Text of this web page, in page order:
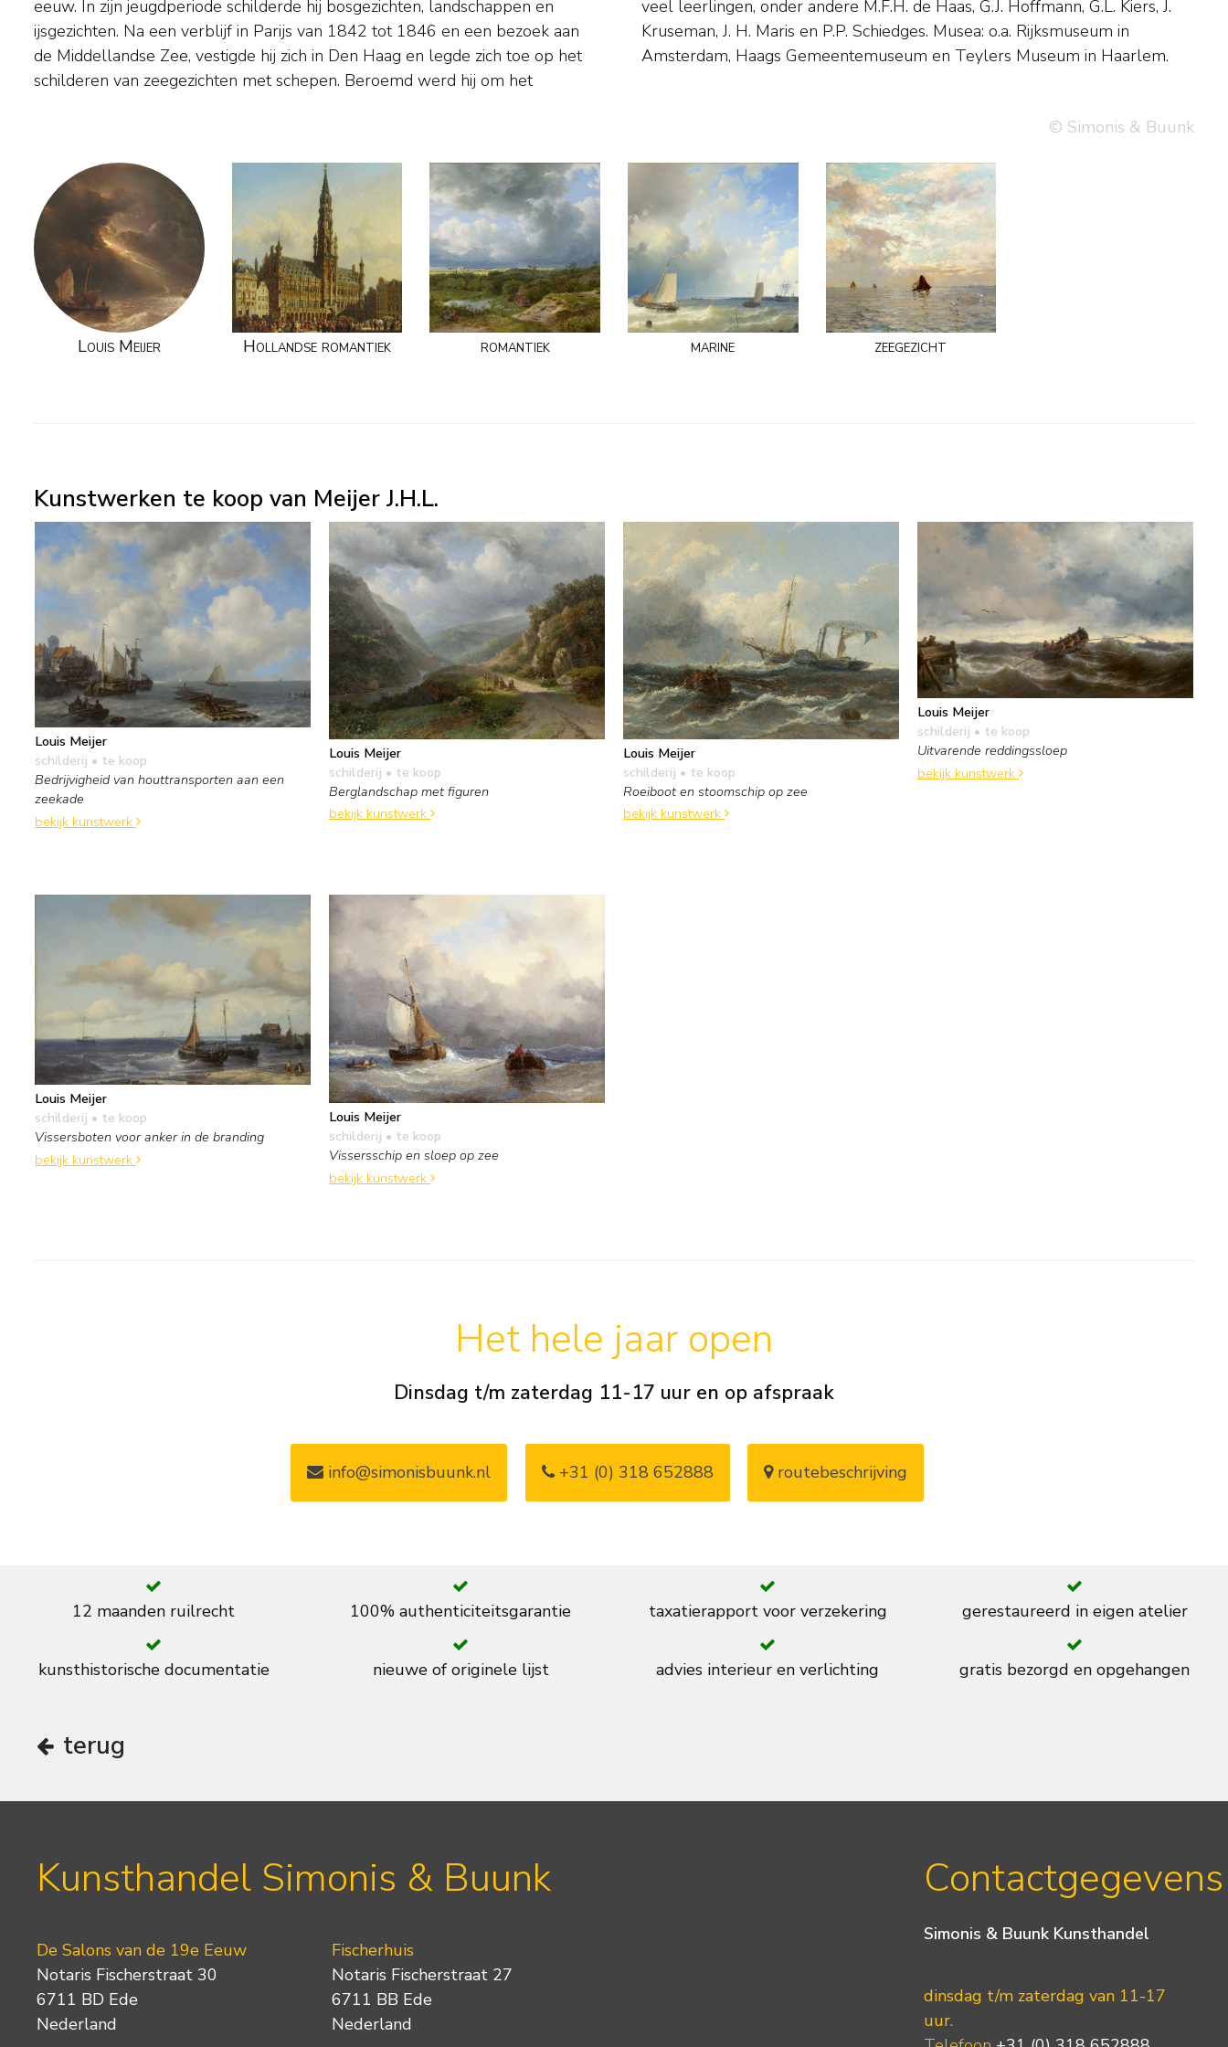
eeuw. In zijn jeugdperiode schilderde hij bosgezichten, landschappen en
ijsgezichten. Na een verblijf in Parijs van 1842 tot 1846 en een bezoek aan
de Middellandse Zee, vestigde hij zich in Den Haag en legde zich toe op het
schilderen van zeegezichten met schepen. Beroemd werd hij om het
veel leerlingen, onder andere M.F.H. de Haas, G.J. Hoffmann, G.L. Kiers, J.
Kruseman, J. H. Maris en P.P. Schiedges. Musea: o.a. Rijksmuseum in
Amsterdam, Haags Gemeentemuseum en Teylers Museum in Haarlem.
© Simonis & Buunk
Louis Meijer Hollandse romantiek romantiek marine zeegezicht
Kunstwerken te koop van Meijer J.H.L.
Louis Meijer
schilderij • te koop
Bedrijvigheid van houttransporten aan een
zeekade
bekijk kunstwerk
Louis Meijer
schilderij • te koop
Berglandschap met figuren
bekijk kunstwerk
Louis Meijer
schilderij • te koop
Roeiboot en stoomschip op zee
bekijk kunstwerk
Louis Meijer
schilderij • te koop
Uitvarende reddingssloep
bekijk kunstwerk
Louis Meijer
schilderij • te koop
Vissersboten voor anker in de branding
bekijk kunstwerk
Louis Meijer
schilderij • te koop
Vissersschip en sloep op zee
bekijk kunstwerk
Het hele jaar open
Dinsdag t/m zaterdag 11-17 uur en op afspraak
info@simonisbuunk.nl +31 (0) 318 652888 routebeschrijving
12 maanden ruilrecht 100% authenticiteitsgarantie taxatierapport voor verzekering gerestaureerd in eigen atelier
kunsthistorische documentatie nieuwe of originele lijst advies interieur en verlichting gratis bezorgd en opgehangen
terug
Kunsthandel Simonis & Buunk
De Salons van de 19e Eeuw
Notaris Fischerstraat 30
6711 BD Ede
Nederland
Fischerhuis
Notaris Fischerstraat 27
6711 BB Ede
Nederland
Contactgegevens
Simonis & Buunk Kunsthandel
dinsdag t/m zaterdag van 11-17
uur.